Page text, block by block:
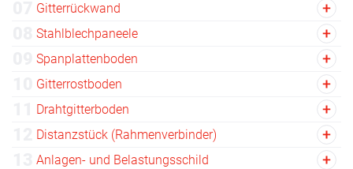
Gitterrückwand
Stahlblechpaneele
Spanplattenboden
Gitterrostboden
Drahtgitterboden
Distanzstück (Rahmenverbinder)
Anlagen- und Belastungsschild